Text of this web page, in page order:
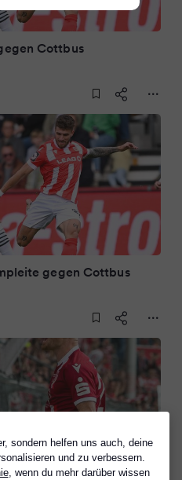
sondern helfen uns auch, deine
und zu verbessern.
, wenn du mehr darüber wissen
Cottbus
gegen Cottbus